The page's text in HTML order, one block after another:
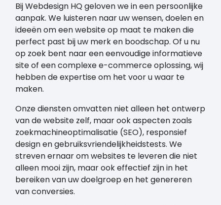
Bij Webdesign HQ geloven we in een persoonlijke
aanpak. We luisteren naar uw wensen, doelen en
ideeën om een website op maat te maken die
perfect past bij uw merk en boodschap. Of u nu
op zoek bent naar een eenvoudige informatieve
site of een complexe e-commerce oplossing, wij
hebben de expertise om het voor u waar te
maken.
Onze diensten omvatten niet alleen het ontwerp
van de website zelf, maar ook aspecten zoals
zoekmachineoptimalisatie (SEO), responsief
design en gebruiksvriendelijkheidstests. We
streven ernaar om websites te leveren die niet
alleen mooi zijn, maar ook effectief zijn in het
bereiken van uw doelgroep en het genereren
van conversies.